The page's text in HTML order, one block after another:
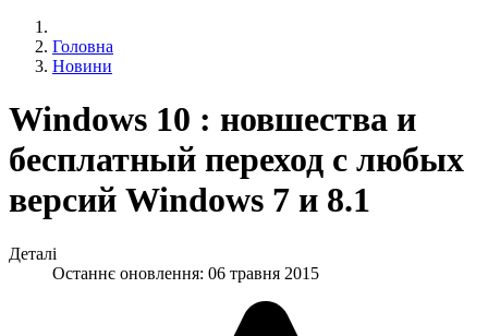
Головна
Новини
Windows 10 : новшества и
бесплатный переход с любых
версий Windows 7 и 8.1
Деталі
Останнє оновлення: 06 травня 2015